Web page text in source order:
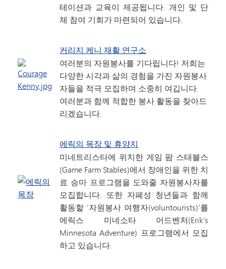
테이션과 교육이 제공됩니다. 개인 및 단
체 참여 기회가 마련되어 있습니다.
커리지 케니 재활 연구소
여러분의 자원봉사를 기다립니다! 저희는
다양한 시각과 삶의 경험을 가진 자원봉사
자들을 적극 모집하며 소중히 여깁니다.
여러분과 함께 적합한 봉사 활동을 찾아드
리겠습니다.
에릭의 목장 및 휴양지
미네트리스타에 위치한 게임 팜 스태블스
(Game Farm Stables)에서 장애인을 위한 치
료 승마 프로그램을 도와줄 자원봉사자를
모집합니다. 또한 자폐성 청년들과 함께
활동할 ‘자원봉사 여행자(voluntourists)’를
에릭스 미네소타 어드벤처(Erik’s
Minnesota Adventure) 프로그램에서 모집
하고 있습니다.